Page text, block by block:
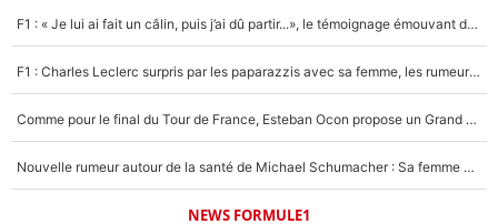
F1 : « Je lui ai fait un câlin, puis j’ai dû partir...», le témoignage émouvant de Max Verstappen sur sa fille
F1 : Charles Leclerc surpris par les paparazzis avec sa femme, les rumeurs étaient vraies !
Comme pour le final du Tour de France, Esteban Ocon propose un Grand Prix de Formule 1 à Paris : «Autour de l’Arc de Triomphe, ce serait génial» !
Nouvelle rumeur autour de la santé de Michael Schumacher : Sa femme Corinna sort du silence
NEWS FORMULE1